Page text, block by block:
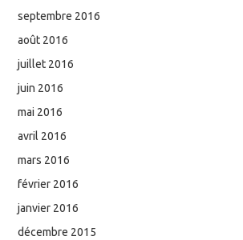
septembre 2016
août 2016
juillet 2016
juin 2016
mai 2016
avril 2016
mars 2016
février 2016
janvier 2016
décembre 2015